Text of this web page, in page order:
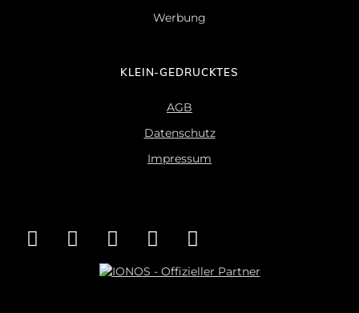
Werbung
KLEIN-GEDRUCKTES
AGB
Datenschutz
Impressum